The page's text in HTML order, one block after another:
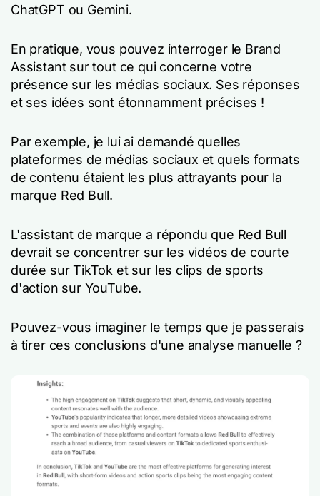
ChatGPT ou Gemini.
En pratique, vous pouvez interroger le Brand
Assistant sur tout ce qui concerne votre
présence sur les médias sociaux. Ses réponses
et ses idées sont étonnamment précises !
Par exemple, je lui ai demandé quelles
plateformes de médias sociaux et quels formats
de contenu étaient les plus attrayants pour la
marque Red Bull.
L'assistant de marque a répondu que Red Bull
devrait se concentrer sur les vidéos de courte
durée sur TikTok et sur les clips de sports
d'action sur YouTube.
Pouvez-vous imaginer le temps que je passerais
à tirer ces conclusions d'une analyse manuelle ?